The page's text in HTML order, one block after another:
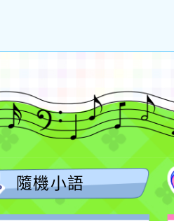
隨機小語